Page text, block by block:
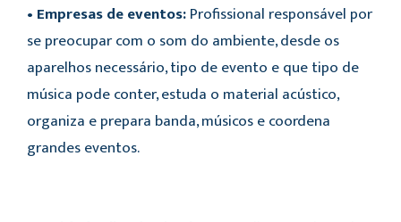
• Empresas de eventos:Profissional responsável por
se preocupar com o som do ambiente, desde os
aparelhos necessário, tipo de evento e que tipo de
música pode conter, estuda o material acústico,
organiza e prepara banda, músicos e coordena
grandes eventos.